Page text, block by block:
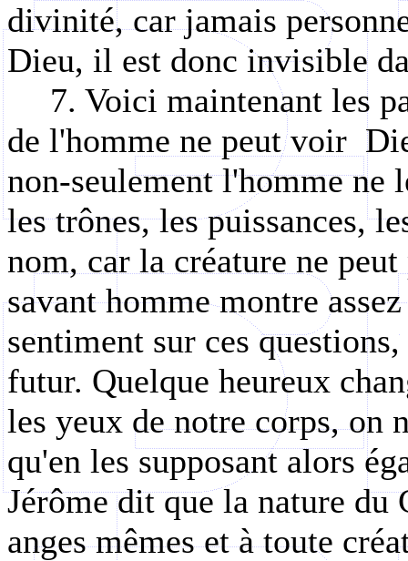
divinité, car jamais
Dieu, il est donc invisible
7. Voici maintenant les
de l'homme ne peut voir
non-seulement l'homme ne
les trônes, les puissances,
nom, car la créature ne
savant homme montre
sentiment sur ces
futur. Quelque heureux
les yeux de notre corps, on
qu'en les supposant alors
Jérôme dit que la nature du
anges mêmes et à toute